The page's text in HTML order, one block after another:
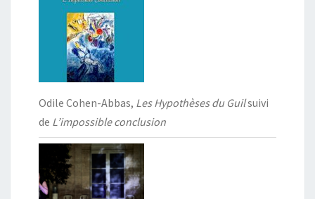
Odile Cohen-Abbas, Les Hypothèses du Guilsuivi
de L’impossible conclusion